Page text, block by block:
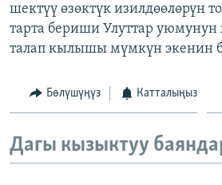
шектүү өзөктүк изилдөөлөрүн
тарта бериши Улуттар
талап кылышы мүмкүн экенин
Бөлүшүңүз Катталыңыз
Дагы кызыктуу